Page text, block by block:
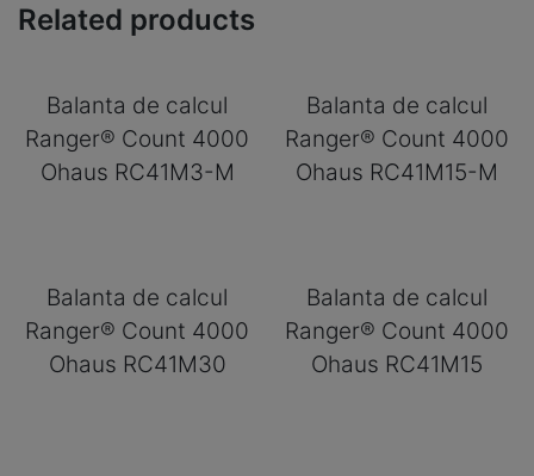
Related products
Balanta de calcul
Ranger® Count 4000
Ohaus RC41M3-M
Balanta de calcul
Ranger® Count 4000
Ohaus RC41M15-M
Balanta de calcul
Ranger® Count 4000
Ohaus RC41M30
Balanta de calcul
Ranger® Count 4000
Ohaus RC41M15